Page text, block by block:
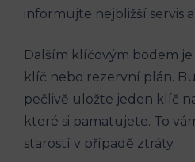
informujte nejbližší servis
Dalším klíčovým bodem
klíč nebo rezervní plán.
pečlivě uložte jeden klíč
které si pamatujete. To
starostí v případě ztráty.